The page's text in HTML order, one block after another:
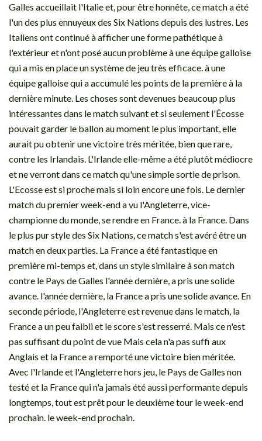
Galles accueillait l'Italie et, pour être honnête, ce match a été
l'un des plus ennuyeux des Six Nations depuis des lustres. Les
Italiens ont continué à afficher une forme pathétique à
l'extérieur et n'ont posé aucun problème à une équipe galloise
qui a mis en place un système de jeu très efficace. à une
équipe galloise qui a accumulé les points de la première à la
dernière minute. Les choses sont devenues beaucoup plus
intéressantes dans le match suivant et si seulement l'Écosse
pouvait garder le ballon au moment le plus important, elle
aurait pu obtenir une victoire très méritée, bien que rare,
contre les Irlandais. L'Irlande elle-même a été plutôt médiocre
et ne verront dans ce match qu'une simple sortie de prison.
L'Ecosse est si proche mais si loin encore une fois. Le dernier
match du premier week-end a vu l'Angleterre, vice-
championne du monde, se rendre en France. à la France. Dans
le plus pur style des Six Nations, ce match s'est avéré être un
match en deux parties. La France a été fantastique en
première mi-temps et, dans un style similaire à son match
contre le Pays de Galles l'année dernière, a pris une solide
avance. l'année dernière, la France a pris une solide avance. En
seconde période, l'Angleterre est revenue dans le match, la
France a un peu faibli et le score s'est resserré. Mais ce n'est
pas suffisant du point de vue Mais cela n'a pas suffi aux
Anglais et la France a remporté une victoire bien méritée.
Avec l'Irlande et l'Angleterre hors jeu, le Pays de Galles non
testé et la France qui n'a jamais été aussi performante depuis
longtemps, tout est prêt pour le deuxième tour le week-end
prochain. le week-end prochain.